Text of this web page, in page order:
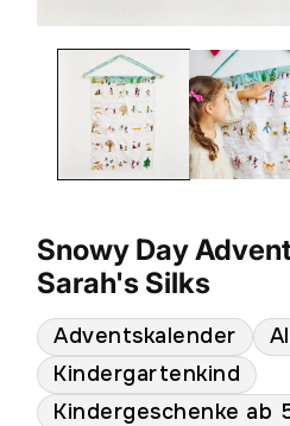
Snowy Day
Sarah's Silks
Adventskalender
Kindergartenkind
Kindergeschenke ab